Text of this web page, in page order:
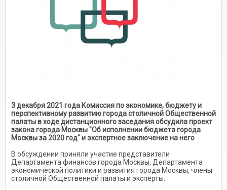
3 декабря 2021 года Комиссия по экономике, бюджету и
перспективному развитию города столичной Общественной
палаты в ходе дистанционного заседания обсудила проект
закона города Москвы "Об исполнении бюджета города
Москвы за 2020 год" и экспертное заключение на него
В обсуждении приняли участие представители
Департамента финансов города Москвы, Департамента
экономической политики и развития города Москвы, члены
столичной Общественной палаты и эксперты.